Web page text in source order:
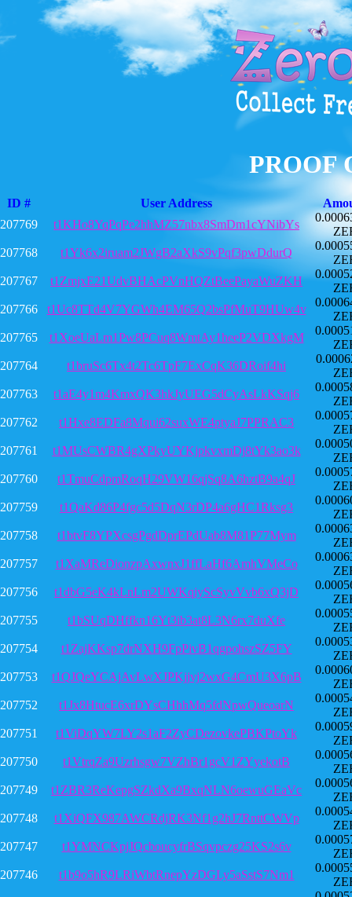
PROOF
ID # User Address
207769
t1KHo8YqPqPe2hhMZ57nbx8SmDm1cYNibYs
207768
t1Yk6x2iruam2JWgB2aXkS9vPqf3pwDdurQ
207767
t1ZmjxE21UdvBHAcPVnHQZtBeePayaWuZKH
207766
t1Uc8TTd4V7YGWh4EM65Q2bsPfMuT9HUw4v
207765
t1XoeUaLm1Pw8PCuq8WmtAy1heeP2VDXkgM
207764
t1bruSc6Tx4t2Tc6TpF7ExCqK36DRoif4hi
207763
t1aE4y1m4KmxQK3hkJyUEG5dCyAsLkKSqj6
207762
t1Hxe8EDFa8Mqui62suxWE4ptyaJ7PPRAC3
207761
t1MUsCWBR4gXPkyUYKjpkvxmDj8tYk3ao3k
207760
t1TmuCdpmRoqH29VW16qjSq8A6hztB9a4qJ
207759
t1QaKd86P4fgc5d5DqN3rDP4a6gHC1Rksg3
207758
t1btvF8YPXcsgPgdDprEPdUab8M81P77Mym
207757
t1XaMReDionzpAxwnxJ1ffLaHf6AmhVMeCo
207756
t1dbG5eK4kLnLm2UWKqiyScSyvVvb6xQ3jD
207755
t1bSUqDHffkn16Yt3ib3at8L3N6rx7duXfe
207754
t1ZajKKsp7drNXH9FpPivB1qgpohszSZ5FY
207753
t1QJQeYCAjAvLwXJPKjjvj2wxG4CmU3X6pB
207752
t1Jx8HtucE6xrDYsCHhhMq5fdNpwQueoarN
207751
t1ViDqYW7LY2s1aF2ZyCDezovkePBKPtoYk
207750
t1VtrqZa9Uzrhsgw7VZhBr1gcV1ZYyekotB
207749
t1ZBR3ReKepgSZkdXa9BxqNLN6oewuGEaVc
207748
t1XiQFX987AWCRdjRK3Nf1g2hJ7RnttCWVp
207747
t1YMNCKpjJQcboucyfrBSqvpczg25KS2s6v
207746
t1b9o5hR9LRiWbtRnepYzDGLy5aSstS7Nm1